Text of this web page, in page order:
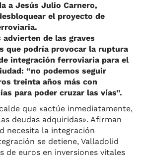
a Jesús Julio Carnero,
el proyecto de
de las graves
que podría provocar la ruptura
integración ferroviaria para el
“no podemos seguir
treinta años más con
para poder cruzar las vías”.
que «actúe inmediatamente,
deudas adquiridas». Afirman
necesita la integración
se detiene, Valladolid
de euros en inversiones vitales